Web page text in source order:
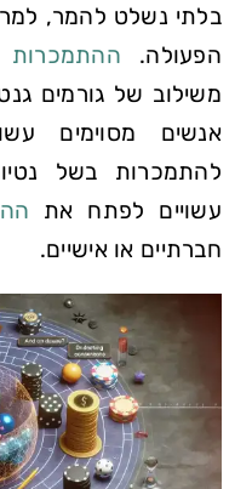
בלתי נשלט להמר,
הפעולה. ההתמכרות
משילוב של גורמים
אנשים מסוימים
להתמכרות בשל
עשויים לפתח את
חברתיים או אישיים.